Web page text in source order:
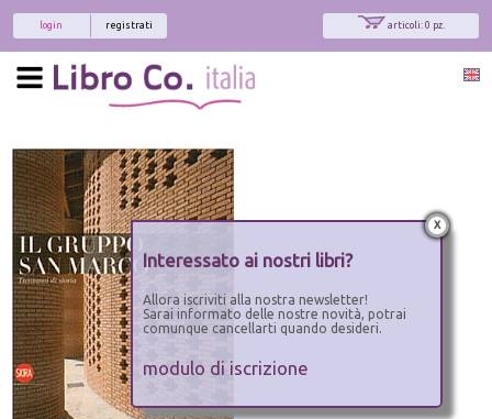
articoli: 0 pz.
registrati
login
x
Interessato ai nostri libri?
Allora iscriviti alla nostra newsletter!
Sarai informato delle nostre novità, potrai
comunque cancellarti quando desideri.
modulo di iscrizione